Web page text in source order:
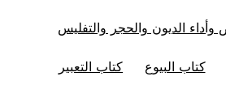
وأداء الديون والحجر والتفليس
كتاب البيوع كتاب التعبير